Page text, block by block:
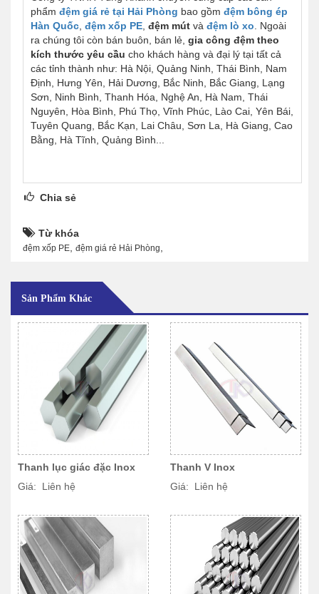
phẩm đệm giá rẻ tại Hải Phòng bao gồm đệm bông ép
Hàn Quốc đệm xốp PE đệm mút và đệm lò xo . Ngoài
ra chúng tôi còn bán buôn, bán lẻ, gia công đệm theo
kích thước yêu cầu cho khách hàng và đại lý tại tất cả
các tỉnh thành như: Hà Nội, Quảng Ninh, Thái Bình, Nam
Định, Hưng Yên, Hải Dương, Bắc Ninh, Bắc Giang, Lạng
Sơn, Ninh Bình, Thanh Hóa, Nghệ An, Hà Nam, Thái
Nguyên, Hòa Bình, Phú Thọ, Vĩnh Phúc, Lào Cai, Yên Bái,
Tuyên Quang, Bắc Kạn, Lai Châu, Sơn La, Hà Giang, Cao
Bằng, Hà Tĩnh, Quảng Bình...
Chia sẻ
Từ khóa
đệm xốp PE đệm giá rẻ Hải Phòng
Sản Phẩm Khác
Thanh lục giác đặc Inox
Giá: Liên hệ
Thanh V Inox
Giá: Liên hệ